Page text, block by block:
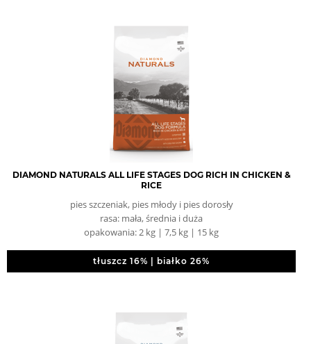
DIAMOND NATURALS ALL LIFE STAGES DOG RICH IN CHICKEN &
RICE
pies szczeniak, pies młody i pies dorosły
rasa: mała, średnia i duża
opakowania: 2 kg | 7,5 kg | 15 kg
tłuszcz 16% | białko 26%